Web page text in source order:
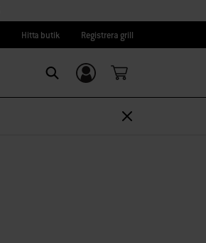
Hitta butik Registrera grill
Logga in/
Registrera dig